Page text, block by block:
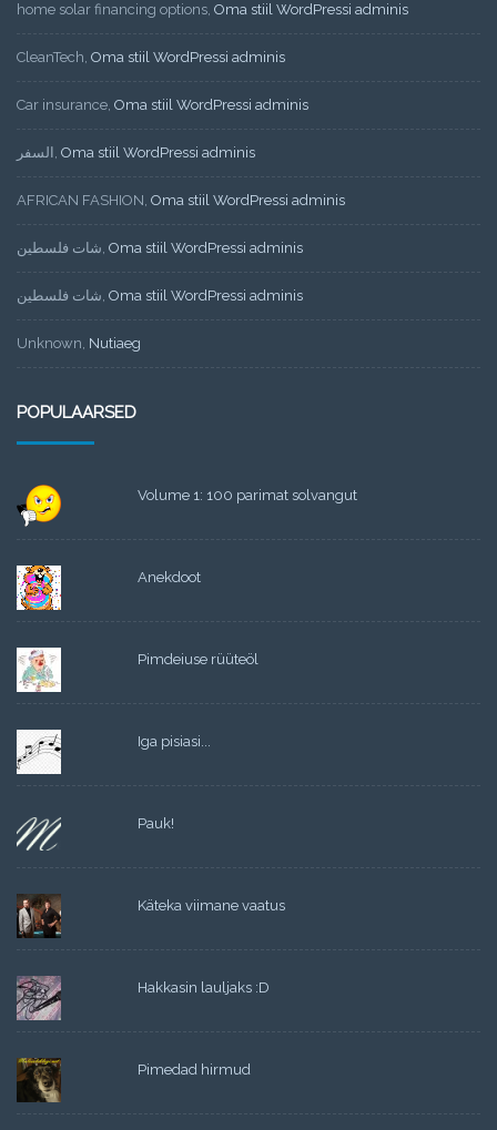
home solar financing options, Oma stiil WordPressi adminis
CleanTech, Oma stiil WordPressi adminis
Car insurance, Oma stiil WordPressi adminis
السفر , Oma stiil WordPressi adminis
AFRICAN FASHION, Oma stiil WordPressi adminis
شات فلسطين, Oma stiil WordPressi adminis
شات فلسطين, Oma stiil WordPressi adminis
Unknown, Nutiaeg
POPULAARSED
Volume 1: 100 parimat solvangut
Anekdoot
Pimdeiuse rüüteöl
Iga pisiasi...
Pauk!
Käteka viimane vaatus
Hakkasin lauljaks :D
Pimedad hirmud